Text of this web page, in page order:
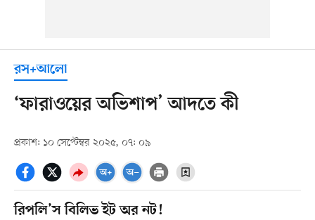
রস+আলো
‘ফারাওয়ের অভিশাপ’ আদতে কী
প্রকাশ: ১০ সেপ্টেম্বর ২০২৫, ০৭: ০৯
রিপলি’স বিলিভ ইট অর নট!